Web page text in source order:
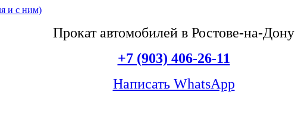
Прокат автомобилей в Ростове-на-Дону
+7 (903) 406-26-11
Написать WhatsApp